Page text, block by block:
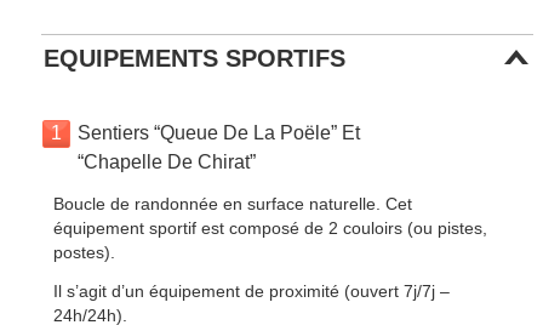
EQUIPEMENTS SPORTIFS
1
Sentiers “Queue De La Poële” Et
“Chapelle De Chirat”
Boucle de randonnée en surface naturelle. Cet
équipement sportif est composé de 2 couloirs (ou pistes,
postes).
Il s’agit d’un équipement de proximité (ouvert 7j/7j –
24h/24h).